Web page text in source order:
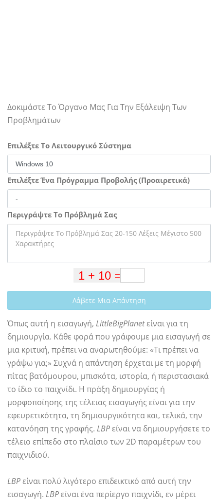
Δοκιμάστε Το Όργανο Μας Για Την Εξάλειψη Των
Προβλημάτων
Επιλέξτε Το Λειτουργικό Σύστημα
Επιλέξτε Ένα Πρόγραμμα Προβολής (Προαιρετικά)
Περιγράψτε Το Πρόβλημά Σας
Λάβετε Μια Απάντηση
Όπως αυτή η εισαγωγή, LittleBigPlanetείναι για τη
δημιουργία. Κάθε φορά που γράφουμε μια εισαγωγή σε
μια κριτική, πρέπει να αναρωτηθούμε: «Τι πρέπει να
γράψω για;» Συχνά η απάντηση έρχεται με τη μορφή
πίτας βατόμουρου, μπισκότα, ιστορία, ή περιστασιακά
το ίδιο το παιχνίδι. Η πράξη δημιουργίας ή
μορφοποίησης της τέλειας εισαγωγής είναι για την
εφευρετικότητα, τη δημιουργικότητα και, τελικά, την
κατανόηση της γραφής. LBPείναι να δημιουργήσετε το
τέλειο επίπεδο στο πλαίσιο των 2D παραμέτρων του
παιχνιδιού.
LBPείναι πολύ λιγότερο επιδεικτικό από αυτή την
εισαγωγή. LBPείναι ένα περίεργο παιχνίδι, εν μέρει